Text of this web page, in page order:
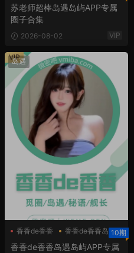
苏老师超棒岛遇岛屿APP专属
圈子合集
2026-08-02 VIP
岛遇
香香de香香 香香de香香岛遇10期
香香de香香岛遇岛屿APP专属
VIP